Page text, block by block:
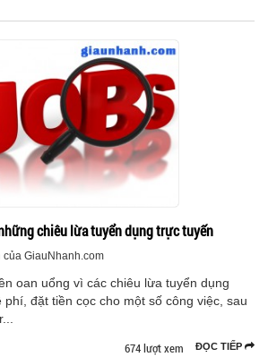
chiêu lừa tuyển dụng trực tuyến
của GiauNhanh.com
oan uổng vì các chiêu lừa tuyển dụng
đặt tiền cọc cho một số công việc, sau
ĐỌC TIẾP
674 lượt xem